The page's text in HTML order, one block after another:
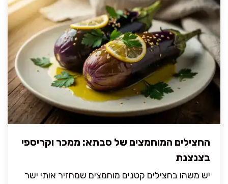
החצילים המוחמצים של סבתא: ממכר וקריספי
בצנצנת
יש משהו בחצילים קטנים מוחמצים שמחזיר אותי ישר